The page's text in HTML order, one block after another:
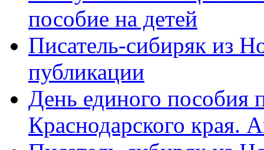
пособие на детей
Писатель-сибиряк из
публикации
День единого пособия
Краснодарского края.